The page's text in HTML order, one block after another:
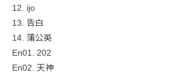
12. ijo
13. 告白
14. 蒲公英
En01. 202
En02. 天神